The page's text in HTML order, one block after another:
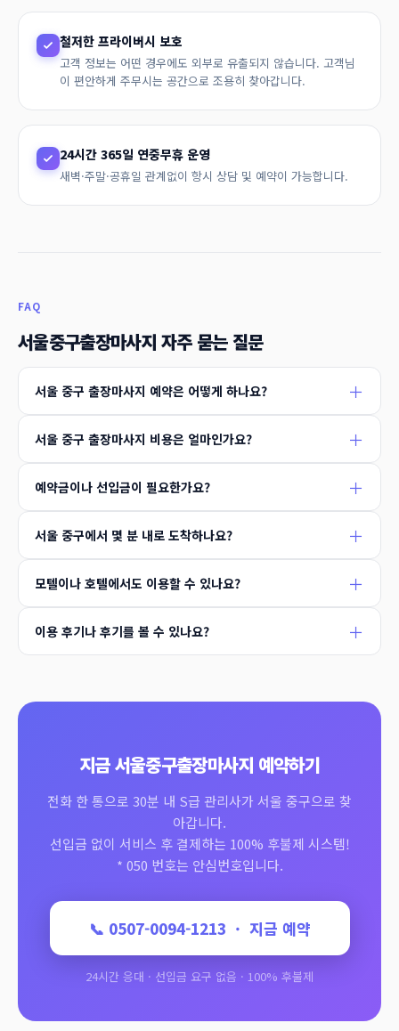
철저한 프라이버시 보호
고객 정보는 어떤 경우에도 외부로 유출되지 않습니다. 고객님
이 편안하게 주무시는 공간으로 조용히 찾아갑니다.
24시간 365일 연중무휴 운영
새벽·주말·공휴일 관계없이 항시 상담 및 예약이 가능합니다.
FAQ
서울중구출장마사지 자주 묻는 질문
서울 중구 출장마사지 예약은 어떻게 하나요?
서울 중구 출장마사지 비용은 얼마인가요?
예약금이나 선입금이 필요한가요?
서울 중구에서 몇 분 내로 도착하나요?
모텔이나 호텔에서도 이용할 수 있나요?
이용 후기나 후기를 볼 수 있나요?
지금 서울중구출장마사지 예약하기
전화 한 통으로 30분 내 S급 관리사가 서울 중구으로 찾
아갑니다.
선입금 없이 서비스 후 결제하는 100% 후불제 시스템!
* 050 번호는 안심번호입니다.
📞 0507-0094-1213 · 지금 예약
24시간 응대 · 선입금 요구 없음 · 100% 후불제